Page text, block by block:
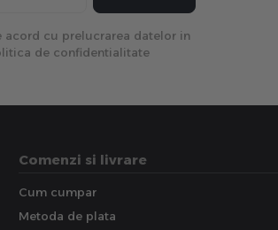
acord cu prelucrarea datelor in
de confidentialitate
Comenzi si livrare
Cum cumpar
Metoda de plata